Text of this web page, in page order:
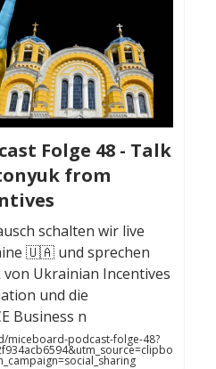
Folge 48 - Talk
from
schalten wir live
🇺🇦 und sprechen
Ukrainian Incentives
und die
Business n
miceboard-podcast-folge-48?